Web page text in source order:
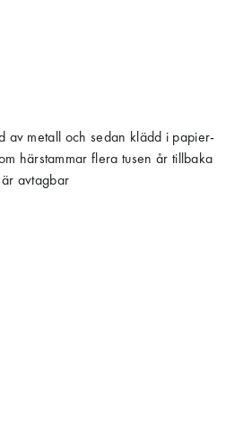
av metall och sedan klädd i papier-
härstammar flera tusen år tillbaka
avtagbar